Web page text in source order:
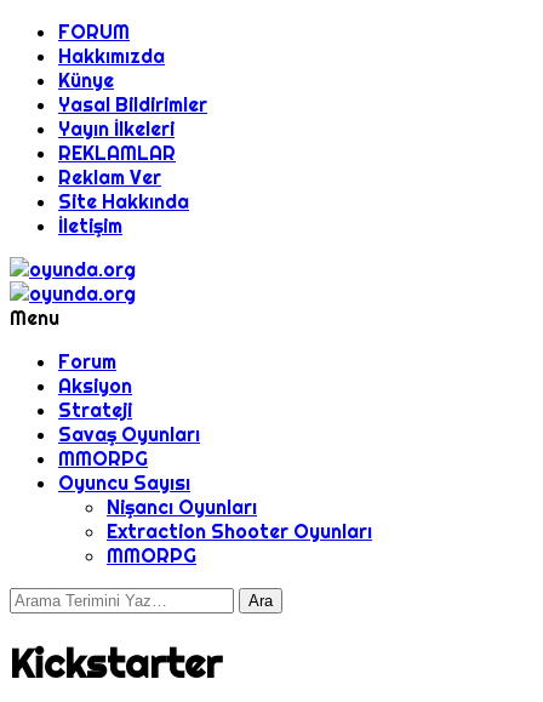
FORUM
Hakkımızda
Künye
Yasal Bildirimler
Yayın İlkeleri
REKLAMLAR
Reklam Ver
Site Hakkında
İletişim
Menu
Forum
Aksiyon
Strateji
Savaş Oyunları
MMORPG
Oyuncu Sayısı
Nişancı Oyunları
Extraction Shooter Oyunları
MMORPG
Kickstarter